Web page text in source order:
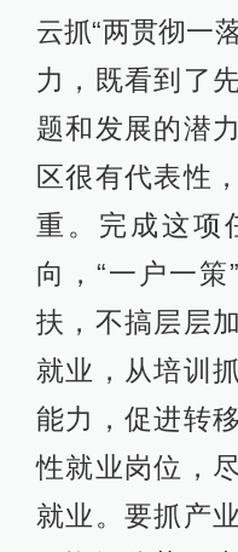
云抓“两贯彻一
力，既看到了
题和发展的潜
区很有代表性
重。完成这项
向，“一户一策
扶，不搞层层
就业，从培训
能力，促进转
性就业岗位，
就业。要抓产